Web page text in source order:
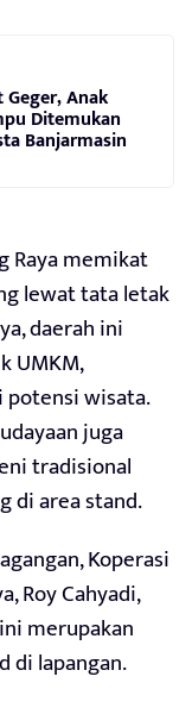
Anak
Ditemukan
Banjarmasin
Raya memikat
lewat tata letak
daerah ini
UMKM,
potensi wisata.
juga
tradisional
di area stand.
Koperasi
Roy Cahyadi,
merupakan
di lapangan.